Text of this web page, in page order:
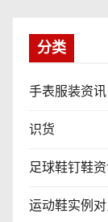
分类
手表服装资讯
识货
足球鞋钉鞋
运动鞋实例